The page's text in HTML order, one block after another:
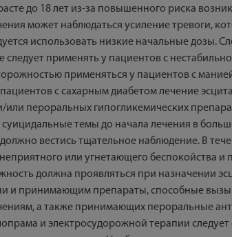
до 18 лет из-за повышенного риска
может наблюдаться усиление тревоги,
использовать низкие начальные дозы.
применять у пациентов с
применяться у пациентов с
с сахарным диабетом лечение
пероральных гипогликемических
темы до начала лечения в
вестись тщательное наблюдение. В
или угнетающего беспокойства
должна проявляться при назначении
и принимающим препараты, способные
а также принимающих пероральные
и электросудорожной терапии следует